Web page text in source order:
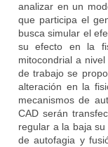
analizar en un
que participa el
busca simular el
su efecto en la
mitocondrial a
de trabajo se
alteración en la
mecanismos de
CAD serán
regular a la baja
de autofagia y